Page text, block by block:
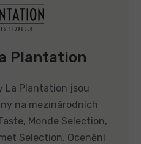
Plantation
La Plantation jsou
na mezinárodních
Monde Selection,
Selection. Ocenění